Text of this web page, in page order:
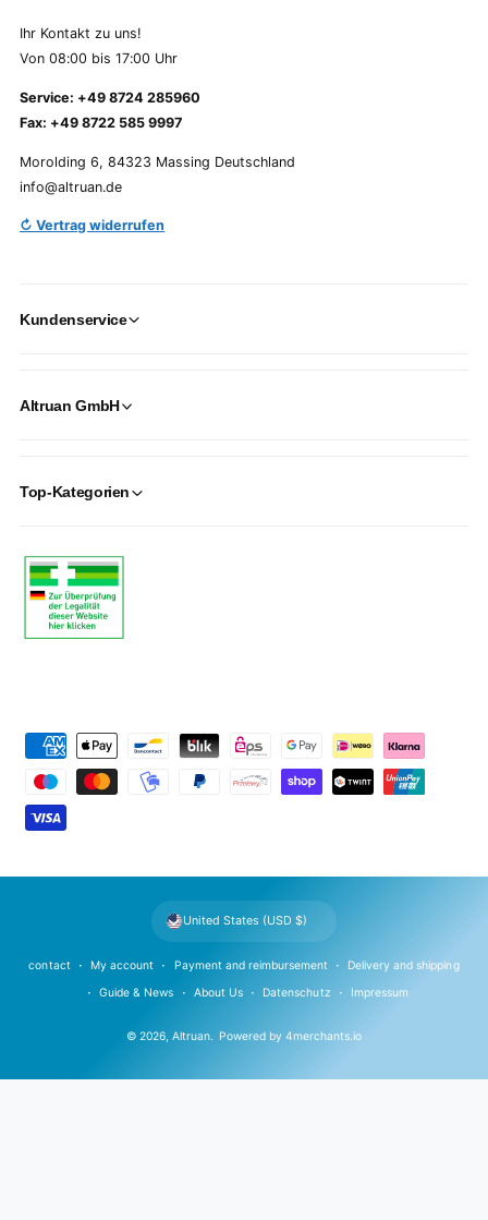
Ihr Kontakt zu uns!
Von 08:00 bis 17:00 Uhr
Service: +49 8724 285960
Fax: +49 8722 585 9997
Morolding 6, 84323 Massing Deutschland
info@altruan.de
↻ Vertrag widerrufen
Kundenservice
Altruan GmbH
Top-Kategorien
m
n
© 2026,Altruan. Powered by 4merchants.io
contact My account Payment and reimbursement Delivery and shipping
Guide & News About Us Datenschutz Impressum
United States (USD $)